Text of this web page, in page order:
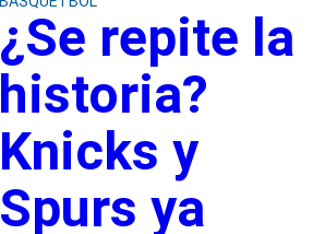
¿Se repite la
historia?
Knicks y
Spurs ya